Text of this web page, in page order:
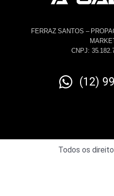
FERRAZ SANTOS –
CNPJ:
(12)
Todos os